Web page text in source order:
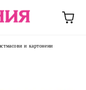
и картонени